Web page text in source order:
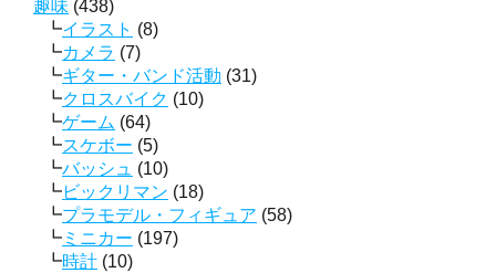
趣味 (438)
イラスト (8)
カメラ (7)
ギター・バンド活動 (31)
クロスバイク (10)
ゲーム (64)
スケボー (5)
バッシュ (10)
ビックリマン (18)
プラモデル・フィギュア (58)
ミニカー (197)
時計 (10)